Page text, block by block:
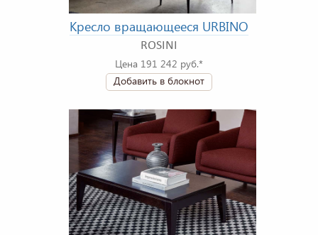
Кресло вращающееся URBINO
ROSINI
Цена 191 242 руб.*
Добавить в блокнот